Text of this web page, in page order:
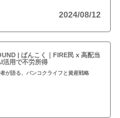
2024/08/12
| ばんこく｜FIRE民 x 高配当
活用で不労所得
が語る、バンコクライフと資産戦略